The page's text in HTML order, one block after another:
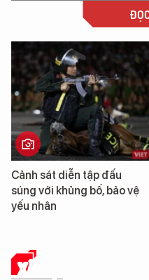
Cảnh sát diễn tập đấu
súng với khủng bố, bảo vệ
yếu nhân
XÃ HỘI